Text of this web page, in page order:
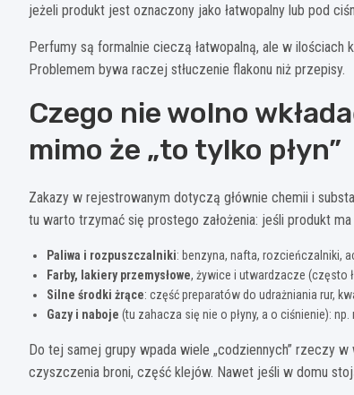
jeżeli produkt jest oznaczony jako łatwopalny lub pod
Perfumy są formalnie cieczą łatwopalną, ale w
Problemem bywa raczej stłuczenie flakonu niż przepisy.
Czego nie wolno
mimo że „to tylko płyn”
Zakazy w rejestrowanym dotyczą głównie chemii i
tu warto trzymać się prostego założenia: jeśli produkt
Paliwa i rozpuszczalniki: benzyna, nafta, rozcieńczalniki,
Farby, lakiery przemysłowe, żywice i utwardzacze (często
Silne środki żrące: część preparatów do udrażniania rur,
Gazy i naboje (tu zahacza się nie o płyny, a o ciśnienie):
Do tej samej grupy wpada wiele „codziennych” rzeczy
czyszczenia broni, część klejów. Nawet jeśli w domu